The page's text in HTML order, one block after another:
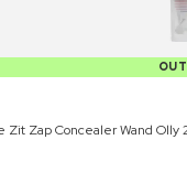
Zap Concealer Wand Olly